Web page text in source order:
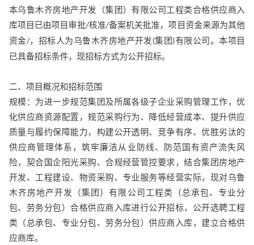
本乌鲁木齐房地产开发（集团）有限公司工程类合格供应商入
库项目已由项目审批/核准/备案机关批准，项目资金来源为其他
资金/，招标人为乌鲁木齐房地产开发 (集团)有限公司。本项目
已具备招标条件，现招标方式为公开招标。
二、项目概况和招标范围
规模：为进一步规范集团及所属各级子企业采购管理工作，优
化供应商资源配置，规范采购行为、降低经营成本、提升供应
质量与履约保障能力，构建公开透明、竞争有序、优胜劣汰的
供应商管理体系，筑牢廉洁从业防线、防范国有资产流失风
险，契合国企阳光采购、合规经营管控要求，结合集团房地产
开发、工程建设、物资采购、专业服务等经营实际，现对乌鲁
木齐房地产开发（集团）有限公司工程类（总承包、专业分
包、劳务分包）合格供应商入库进行公开招标，公开选聘工程
类（总承包、专业分包、劳务分包）供应商入库，建立合格供
应商库。